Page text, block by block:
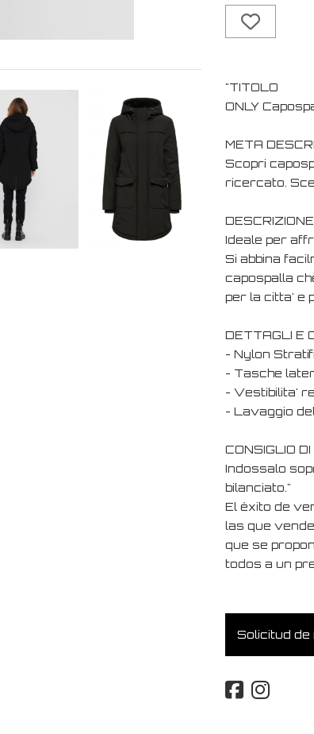
"TITOLO
ONLY
META
Scopri
ricercato.
Ideale per
Si abbina
capospalla
per la citta' e
DETTAGLI E
- Nylon
- Tasche
- Vestibilita'
- Lavaggio
CONSIGLIO
Indossalo
bilanciato."
El éxito de
las que
que se
todos a un
Solicitud